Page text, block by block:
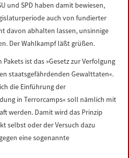
und SPD haben damit bewiesen,
auch von fundierter
davon abhalten lassen, unsinnige
Der Wahlkampf läßt grüßen.
ist das »Gesetz zur Verfolgung
staatsgefährdenden Gewalttaten«.
die Einführung der
in Terrorcamps« soll nämlich mit
werden. Damit wird das Prinzip
selbst oder der Versuch dazu
eine sogenannte